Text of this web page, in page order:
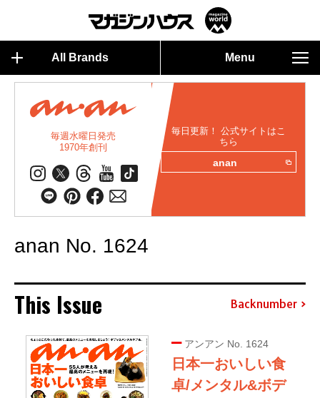
All Brands Menu
毎週水曜日発売
1970年創刊
毎日更新！ 公式サイトはこ
ちら
anan
anan No. 1624
This Issue Backnumber
アンアン No. 1624
日本一おいしい食
卓/メンタル&ボデ